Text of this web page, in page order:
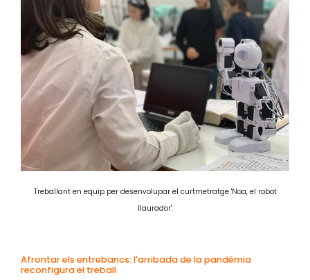
Treballant en equip per desenvolupar el curtmetratge 'Noa, el robot
llaurador'.
Afrontar els entrebancs: l'arribada de la pandèmia
reconfigura el treball